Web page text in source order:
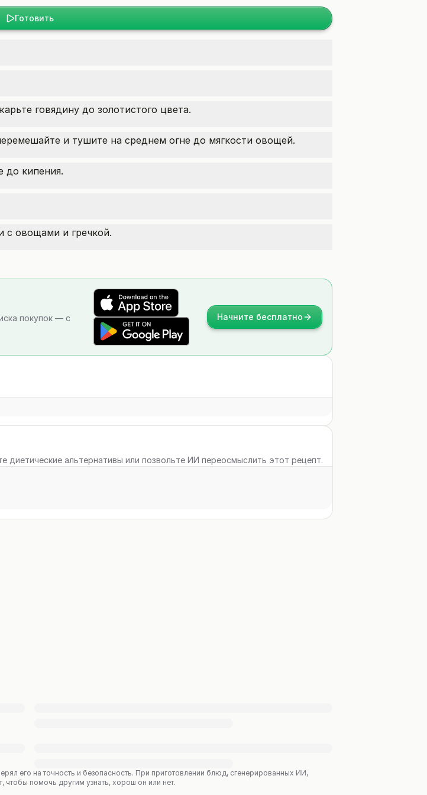
Готовить
говядину до золотистого цвета.
и тушите на среднем огне до мягкости овощей.
до кипения.
с овощами и гречкой.
покупок — с
Начните бесплатно
диетические альтернативы или позвольте ИИ переосмыслить этот рецепт.
его на точность и безопасность. При приготовлении блюд, сгенерированных ИИ,
чтобы помочь другим узнать, хорош он или нет.